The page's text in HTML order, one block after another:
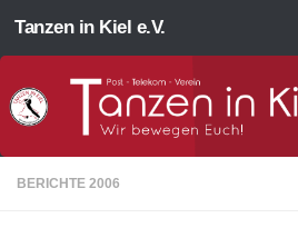
Zum Inhalt springen
Tanzen in Kiel e.V.
BERICHTE 2006